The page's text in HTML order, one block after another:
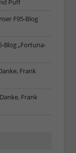
F95-Blog
Blog „Fortuna-
Frank
Frank